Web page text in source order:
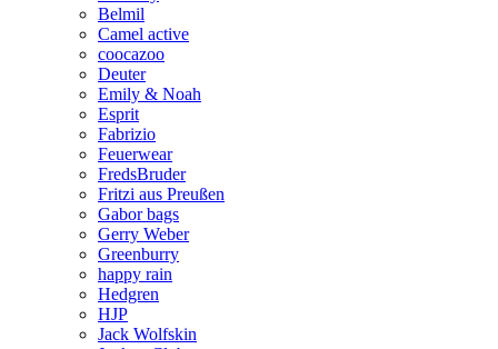
Belmil
Camel active
coocazoo
Deuter
Emily & Noah
Esprit
Fabrizio
Feuerwear
FredsBruder
Fritzi aus Preußen
Gabor bags
Gerry Weber
Greenburry
happy rain
Hedgren
HJP
Jack Wolfskin